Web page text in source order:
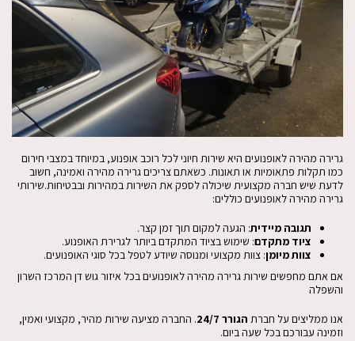
גרירה מהירה לאופנועים היא שירות חיוני לכל רוכב אופנוע, במיוחד במצבי חירום
כמו תקלות פתאומיות או תאונות. כשאתם צריכים גרירה מהירה ואמינה, חשוב
לדעת שיש חברה מקצועית שיכולה לספק את השירות במהירות ובבטיחות.שירותי
גרירה מהירה לאופנועים כוללים:
תגובה מיידית: הגעה למקום תוך זמן קצר.
ציוד מתקדם: שימוש בציוד המתקדם ביותר לגרירת האופנוע.
צוות מיומן: צוות מקצועי ומנוסה שיודע לטפל בכל סוגי האופנועים.
אם אתם מחפשים שירות גרירה מהירה לאופנועים בכל איזור גוש דן המרכז השרון
והשפלה
אנו ממליצים על חברת הגורר 24/7
. החברה מציעה שירות מהיר, מקצועי ואמין,
וזמינה עבורכם בכל שעה ביום.